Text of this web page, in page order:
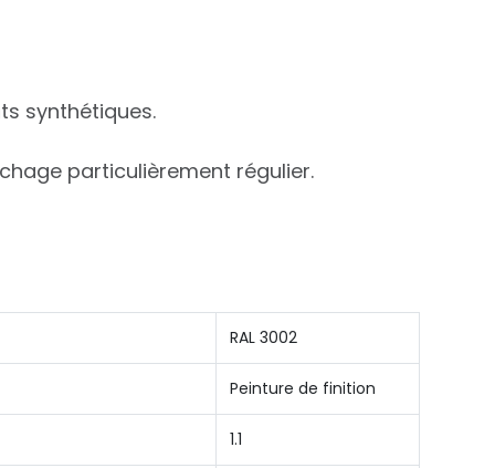
synthétiques.
particulièrement régulier.
RAL 3002
Peinture de finition
1.1